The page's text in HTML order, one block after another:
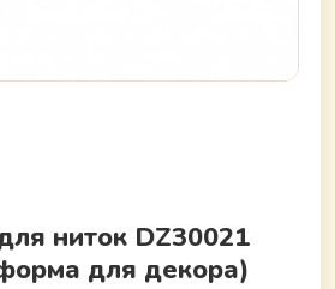
ниток DZ30021
для декора)